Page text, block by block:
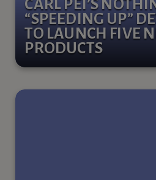
CARL PEI’S
“SPEEDING UP”
TO LAUNCH FIVE
PRODUCTS